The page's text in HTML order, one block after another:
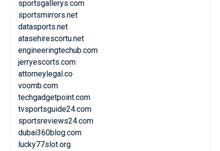
sportsgallerys.com
sportsmirrors.net
datasports.net
atasehirescortu.net
engineeringtechub.com
jerryescorts.com
attorneylegal.co
voomb.com
techgadgetpoint.com
tvsportsguide24.com
sportsreviews24.com
dubai360blog.com
lucky77slot.org